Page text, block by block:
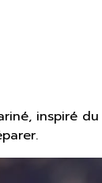
inspiré